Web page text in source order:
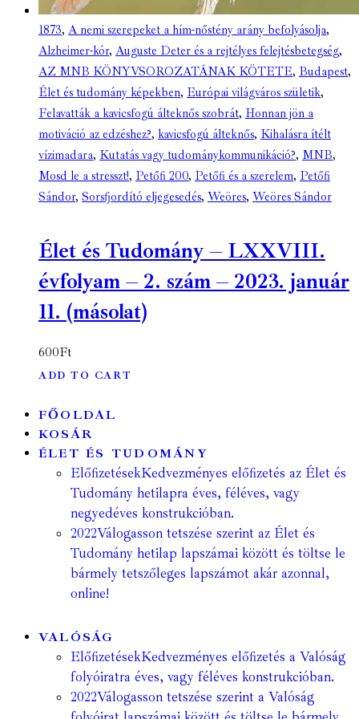
1873, A nemi szerepeket a hím-nőstény arány befolyásolja,
Alzheimer-kór, Auguste Deter és a rejtélyes felejtésbetegség,
AZ MNB KÖNYVSOROZATÁNAK KÖTETE, Budapest,
Élet és tudomány képekben, Európai világváros születik,
Felavatták a kavicsfogú álteknős szobrát, Honnan jön a
motiváció az edzéshez?, kavicsfogú álteknős, Kihalásra ítélt
vízimadara, Kutatás vagy tudománykommunikáció?, MNB,
Mosd le a stresszt!, Petőfi 200, Petőfi és a szerelem, Petőfi
Sándor, Sorsfjordító eljegesedés, Weöres, Weöres Sándor
Élet és Tudomány – LXXVIII.
évfolyam – 2. szám – 2023. január
11. (másolat)
600Ft
ADD TO CART
FŐOLDAL
KOSÁR
ÉLET ÉS TUDOMÁNY
ElőfizetésekKedvezményes előfizetés az Élet és
Tudomány hetilapra éves, féléves, vagy
negyedéves konstrukcióban.
2022Válogasson tetszése szerint az Élet és
Tudomány hetilap lapszámai között és töltse le
bármely tetszőleges lapszámot akár azonnal,
online!
VALÓSÁG
ElőfizetésekKedvezményes előfizetés a Valóság
folyóiratra éves, vagy féléves konstrukcióban.
2022Válogasson tetszése szerint a Valóság